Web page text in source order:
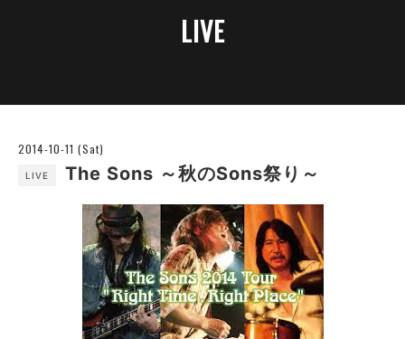
LIVE
2014-10-11 (Sat)
LIVE The Sons ～秋のSons祭り～